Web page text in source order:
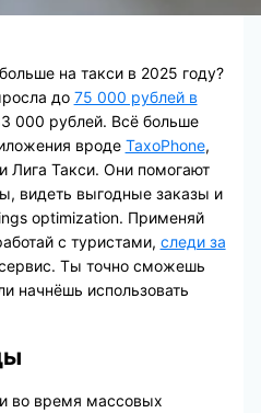
на такси в 2025 году?
до 75 000 рублей в
000 рублей. Всё больше
вроде TaxoPhone,
и Лига Такси. Они помогают
видеть выгодные заказы и
optimization. Применяй
с туристами, следи за
Ты точно сможешь
начнёшь использовать
во время массовых